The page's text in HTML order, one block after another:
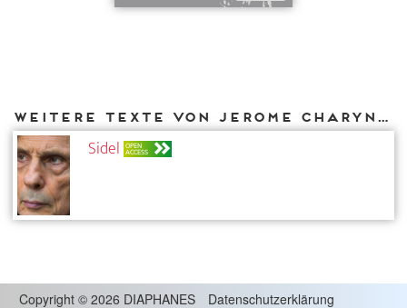
Weitere Texte von Jerome Charyn bei DIAPHANES
Sidel OPEN
ACCESS
Copyright © 2026 DIAPHANES Datenschutzerklärung